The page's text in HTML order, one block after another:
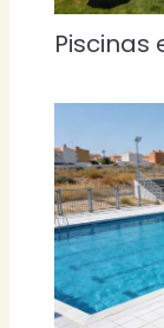
Piscinas